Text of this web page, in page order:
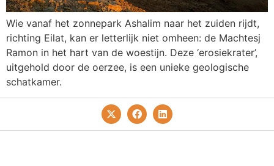
Wie vanaf het zonnepark Ashalim naar het zuiden rijdt,
richting Eilat, kan er letterlijk niet omheen: de Machtesj
Ramon in het hart van de woestijn. Deze ‘erosiekrater’,
uitgehold door de oerzee, is een unieke geologische
schatkamer.